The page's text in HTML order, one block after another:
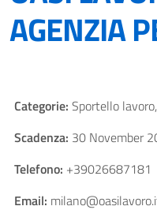
AGENZIA
Categorie: Sportello lavoro,
Scadenza: 30 November
Telefono: +39026687181
Email: